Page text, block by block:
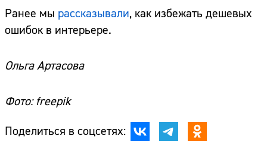
Ранее мы рассказывали, как избежать дешевых
ошибок в интерьере.
Ольга Артасова
Фото: freepik
Поделиться в соцсетях: